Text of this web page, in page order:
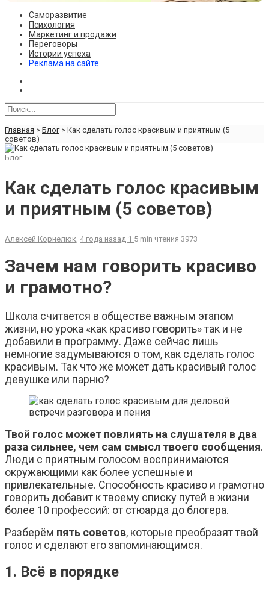
Саморазвитие
Психология
Маркетинг и продажи
Переговоры
Истории успеха
Реклама на сайте
Главная > Блог> Как сделать голос красивым и приятным (5
советов)
Блог
Как сделать голос красивым
и приятным (5 советов)
Алексей Корнелюк 4 года назад 1 5 min чтения 3973
Зачем нам говорить красиво
и грамотно?
Школа считается в обществе важным этапом
жизни, но урока «как красиво говорить» так и не
добавили в программу. Даже сейчас лишь
немногие задумываются о том, как сделать голос
красивым. Так что же может дать красивый голос
девушке или парню?
Твой голос может повлиять на слушателя в два
раза сильнее, чем сам смысл твоего сообщения.
Люди с приятным голосом воспринимаются
окружающими как более успешные и
привлекательные. Способность красиво и грамотно
говорить добавит к твоему списку путей в жизни
более 10 профессий: от стюарда до блогера.
Разберём пять советов, которые преобразят твой
голос и сделают его запоминающимся.
1. Всё в порядке